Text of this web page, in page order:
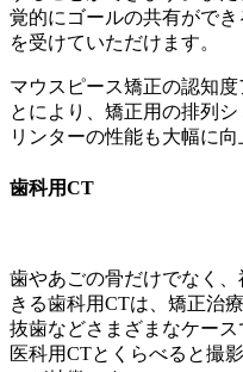
覚的にゴールの共有がで
を受けていただけます。
マウスピース矯正の認知
とにより、矯正用の排列
リンターの性能も大幅に向
歯科用CT
歯やあごの骨だけでなく
きる歯科用CTは、矯正治
抜歯などさまざまなケース
医科用CTとくらべると撮